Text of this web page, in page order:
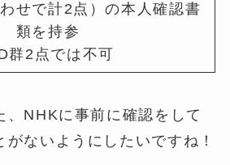
せで計2点）の本人確認書
類を持参
群2点では不可
、NHKに事前に確認をして
ないようにしたいですね！